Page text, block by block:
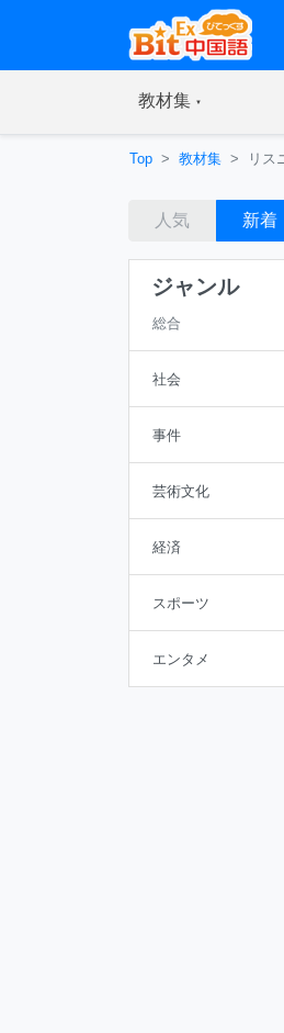
教材集(current)
Top 教材集 リス
人気 新着
ジャンル
総合
社会
事件
芸術文化
経済
スポーツ
エンタメ